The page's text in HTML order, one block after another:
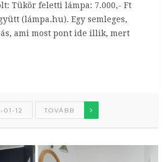
Tükör feletti lámpa: 7.000,- Ft
(lámpa.hu). Egy semleges,
ami most pont ide illik, mert
01-12 TOVÁBB